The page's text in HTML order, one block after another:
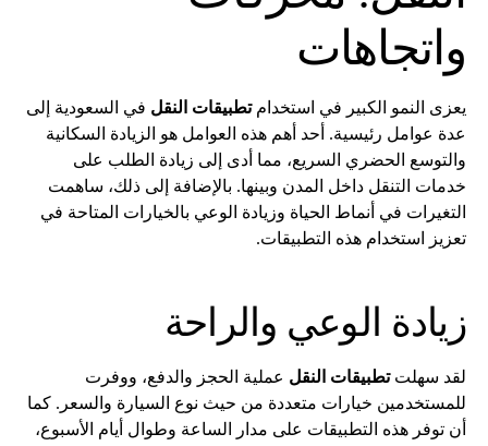
واتجاهات
يعزى النمو الكبير في استخدامتطبيقات النقل في السعودية إلى
عدة عوامل رئيسية. أحد أهم هذه العوامل هو الزيادة السكانية
والتوسع الحضري السريع، مما أدى إلى زيادة الطلب على
خدمات التنقل داخل المدن وبينها. بالإضافة إلى ذلك، ساهمت
التغيرات في أنماط الحياة وزيادة الوعي بالخيارات المتاحة في
تعزيز استخدام هذه التطبيقات.
زيادة الوعي والراحة
لقد سهلتتطبيقات النقل عملية الحجز والدفع، ووفرت
للمستخدمين خيارات متعددة من حيث نوع السيارة والسعر. كما
أن توفر هذه التطبيقات على مدار الساعة وطوال أيام الأسبوع،